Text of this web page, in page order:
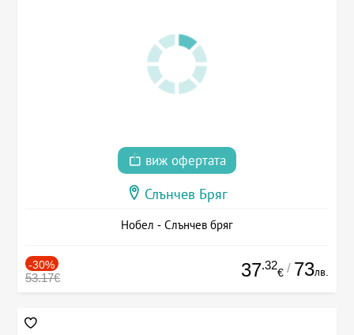
виж офертата
Слънчев Бряг
Нобел - Слънчев бряг
-30%
53.17€ 37.32
€ / 73лв.